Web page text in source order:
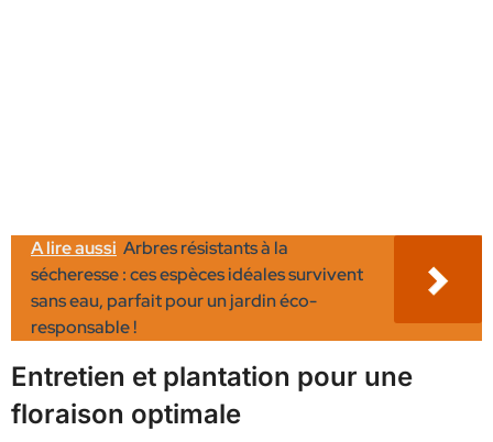
A lire aussi Arbres résistants à la
sécheresse : ces espèces idéales survivent
sans eau, parfait pour un jardin éco-
responsable !
Entretien et plantation pour une
floraison optimale